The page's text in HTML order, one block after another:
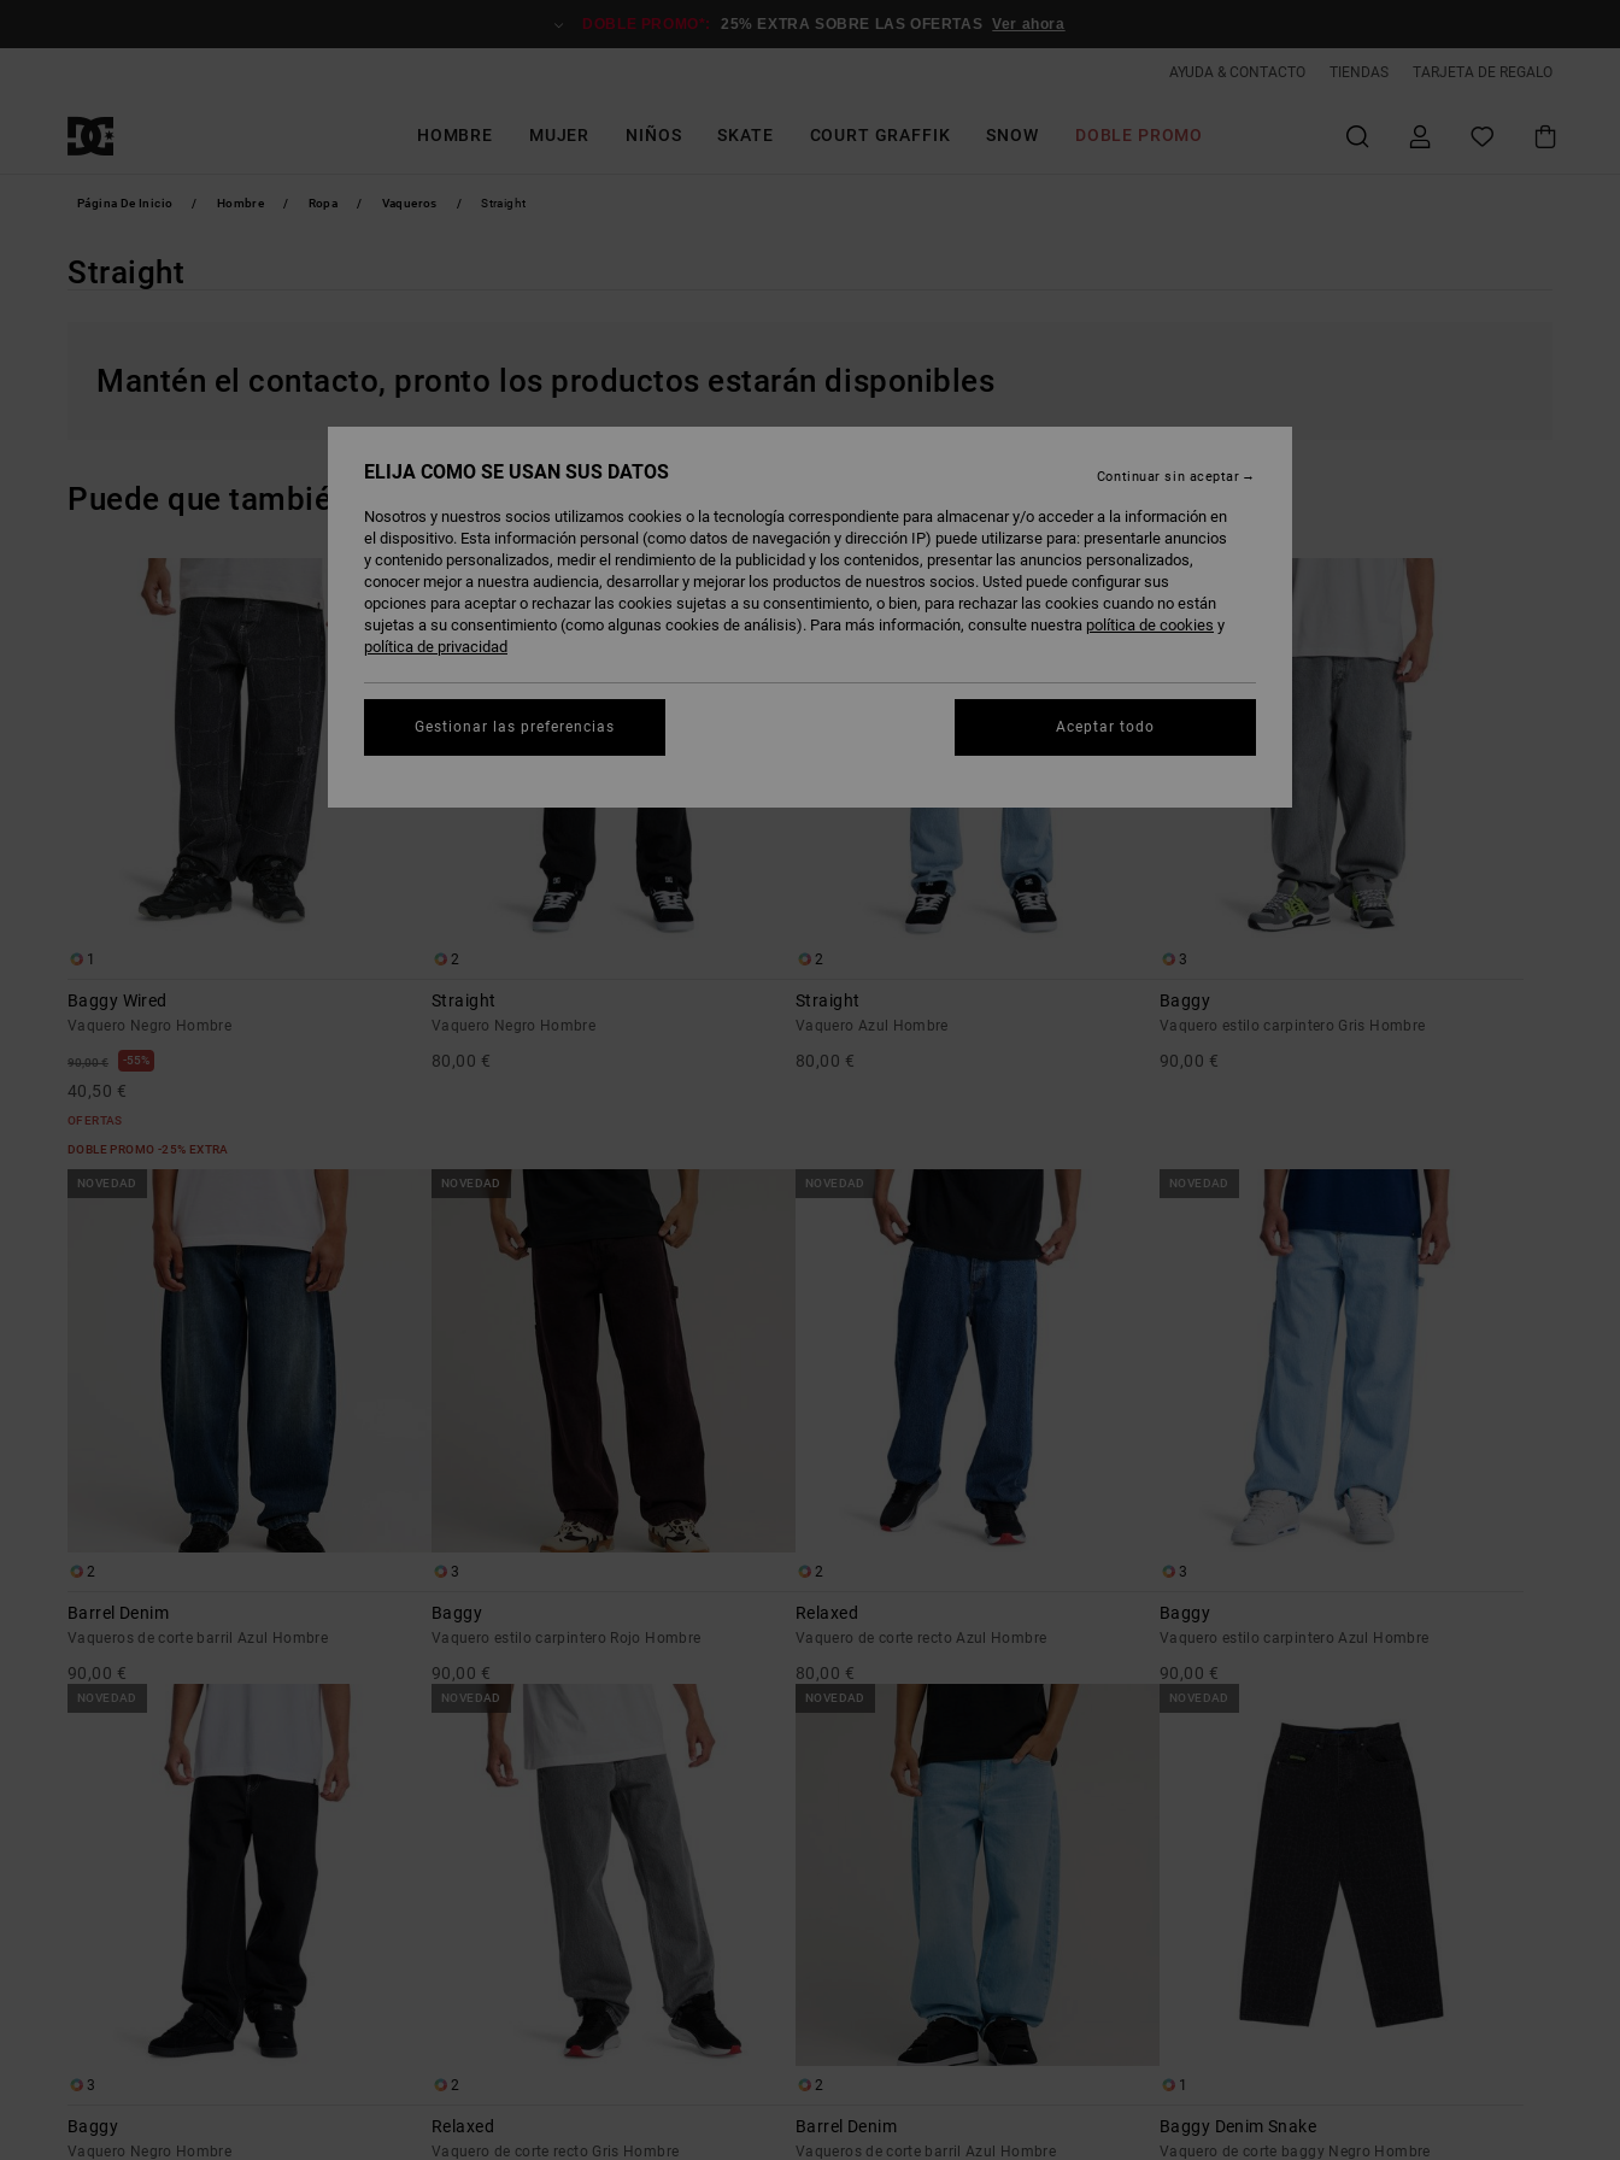
DOBLE PROMO*: 25% EXTRA SOBRE LAS OFERTAS Ver ahora
AYUDA & CONTACTO TIENDAS TARJETA DE REGALO
HOMBRE MUJER NIÑOS SKATE COURT GRAFFIK SNOW DOBLE PROMO
Página De Inicio Hombre Ropa Vaqueros Straight
Straight
Mantén el contacto, pronto los productos estarán disponibles
Puede que también te gusten
1
Baggy Wired
Vaquero Negro Hombre
90,00 € 55%
40,50 €
OFERTAS
DOBLE PROMO -25% EXTRA
NOVEDAD
2
Straight
Vaquero Negro Hombre
80,00 €
NOVEDAD
2
Straight
Vaquero Azul Hombre
80,00 €
NOVEDAD
3
Baggy
Vaquero estilo carpintero Gris Hombre
90,00 €
NOVEDAD
2
Barrel Denim
Vaqueros de corte barril Azul Hombre
90,00 €
NOVEDAD
3
Baggy
Vaquero estilo carpintero Rojo Hombre
90,00 €
NOVEDAD
2
Relaxed
Vaquero de corte recto Azul Hombre
80,00 €
NOVEDAD
3
Baggy
Vaquero estilo carpintero Azul Hombre
90,00 €
NOVEDAD
3
Baggy
Vaquero Negro Hombre
NOVEDAD
2
Relaxed
Vaquero de corte recto Gris Hombre
NOVEDAD
2
Barrel Denim
Vaqueros de corte barril Azul Hombre
NOVEDAD
1
Baggy Denim Snake
Vaquero de corte baggy Negro Hombre
ELIJA CÓMO SE USAN SUS DATOS
Nosotros y nuestros socios utilizamos cookies o la tecnología correspondiente para almacenar y/o acceder a la información en
el dispositivo. Esta información personal (como datos de navegación y dirección IP) puede utilizarse para: presentarle anuncios
y contenido personalizados, medir el rendimiento de la publicidad y los contenidos, presentar las anuncios personalizados,
conocer mejor a nuestra audiencia, desarrollar y mejorar los productos de nuestros socios. Usted puede configurar sus
opciones para aceptar o rechazar las cookies sujetas a su consentimiento, o bien, para rechazar las cookies cuando no están
sujetas a su consentimiento (como algunas cookies de análisis). Para más información, consulte nuestra política de cookies y
política de privacidad
Gestionar las preferencias
Continuar sin aceptar
Aceptar todo